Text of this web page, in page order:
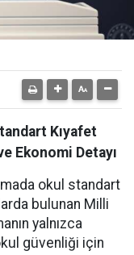
Kıyafet
Ekonomi Detayı
okul standart
bulunan Milli
yalnızca
güvenliği için